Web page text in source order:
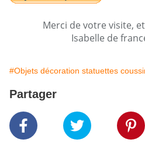
Merci de votre visite,
Isabelle de
#Objets décoration statuettes
Partager